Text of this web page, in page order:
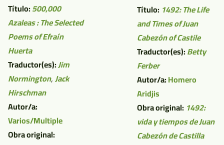
Título:500,000
Azaleas : The Selected
Poems of Efraín
Huerta
Traductor(es):Jim
Normington,Jack
Hirschman
Autor/a:
Varios/Multiple
Obra original:
Título: 1492: The Life
and Times of Juan
Cabezón of Castile
Traductor(es):Betty
Ferber
Autor/a:Homero
Aridjis
Obra original: 1492:
vida y tiempos de Juan
Cabezón de Castilla